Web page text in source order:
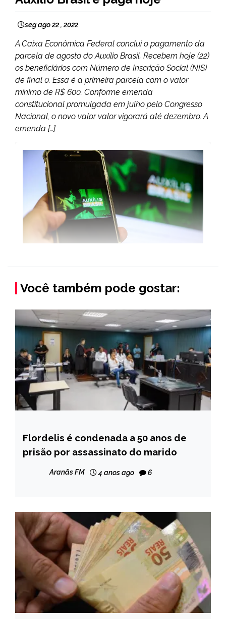
seg ago 22 , 2022
A Caixa Econômica Federal conclui o pagamento da
parcela de agosto do Auxílio Brasil. Recebem hoje (22)
os beneficiários com Número de Inscrição Social (NIS)
de final 0. Essa é a primeira parcela com o valor
mínimo de R$ 600. Conforme emenda
constitucional promulgada em julho pelo Congresso
Nacional, o novo valor valor vigorará até dezembro. A
emenda […]
Você também pode gostar:
BRASIL
NOTÍCIAS
Flordelis é condenada a 50 anos de
prisão por assassinato do marido
Aranãs FM 4 anos ago 6